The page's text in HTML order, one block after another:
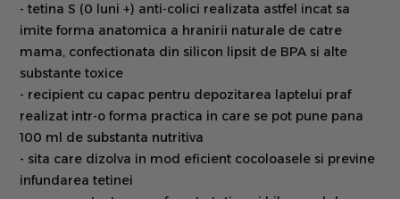
- tetina S (0 luni +) anti-colici realizata astfel incat sa
imite forma anatomica a hranirii naturale de catre
mama, confectionata din silicon lipsit de BPA si alte
substante toxice
- recipient cu capac pentru depozitarea laptelui praf
realizat intr-o forma practica in care se pot pune pana
100 ml de substanta nutritiva
- sita care dizolva in mod eficient cocoloasele si previne
infundarea tetinei